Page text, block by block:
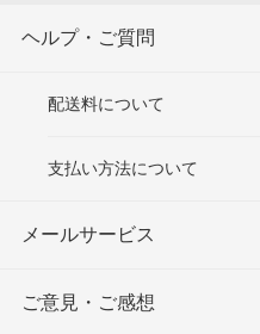
ヘルプ・ご質問
配送料について
支払い方法について
メールサービス
ご意見・ご感想